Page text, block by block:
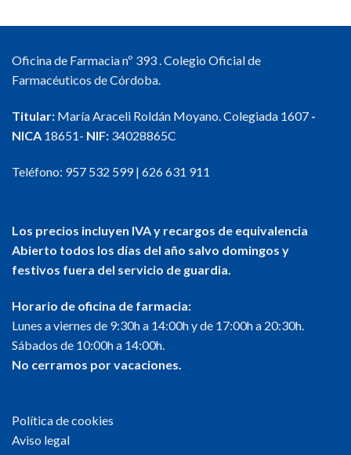
Oficina de Farmacia nº 393 . Colegio Oficial de
Farmacéuticos de Córdoba.
Titular: María Araceli Roldán Moyano. Colegiada 1607 -
NICA 18651- NIF: 34028865C
Teléfono: 957 532 599| 626 631 911
Los precios incluyen IVA y recargos de equivalencia
Abierto todos los días del año salvo domingos y
festivos fuera del servicio de guardia.
Horario de oficina de farmacia:
Lunes a viernes de 9:30h a 14:00h y de 17:00h a 20:30h.
Sábados de 10:00h a 14:00h.
No cerramos por vacaciones.
Política de cookies
Aviso legal